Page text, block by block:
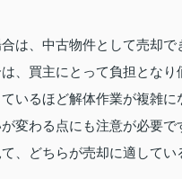
は、中古物件として売却で
、買主にとって負担となり
いるほど解体作業が複雑に
変わる点にも注意が必要で
、どちらが売却に適してい